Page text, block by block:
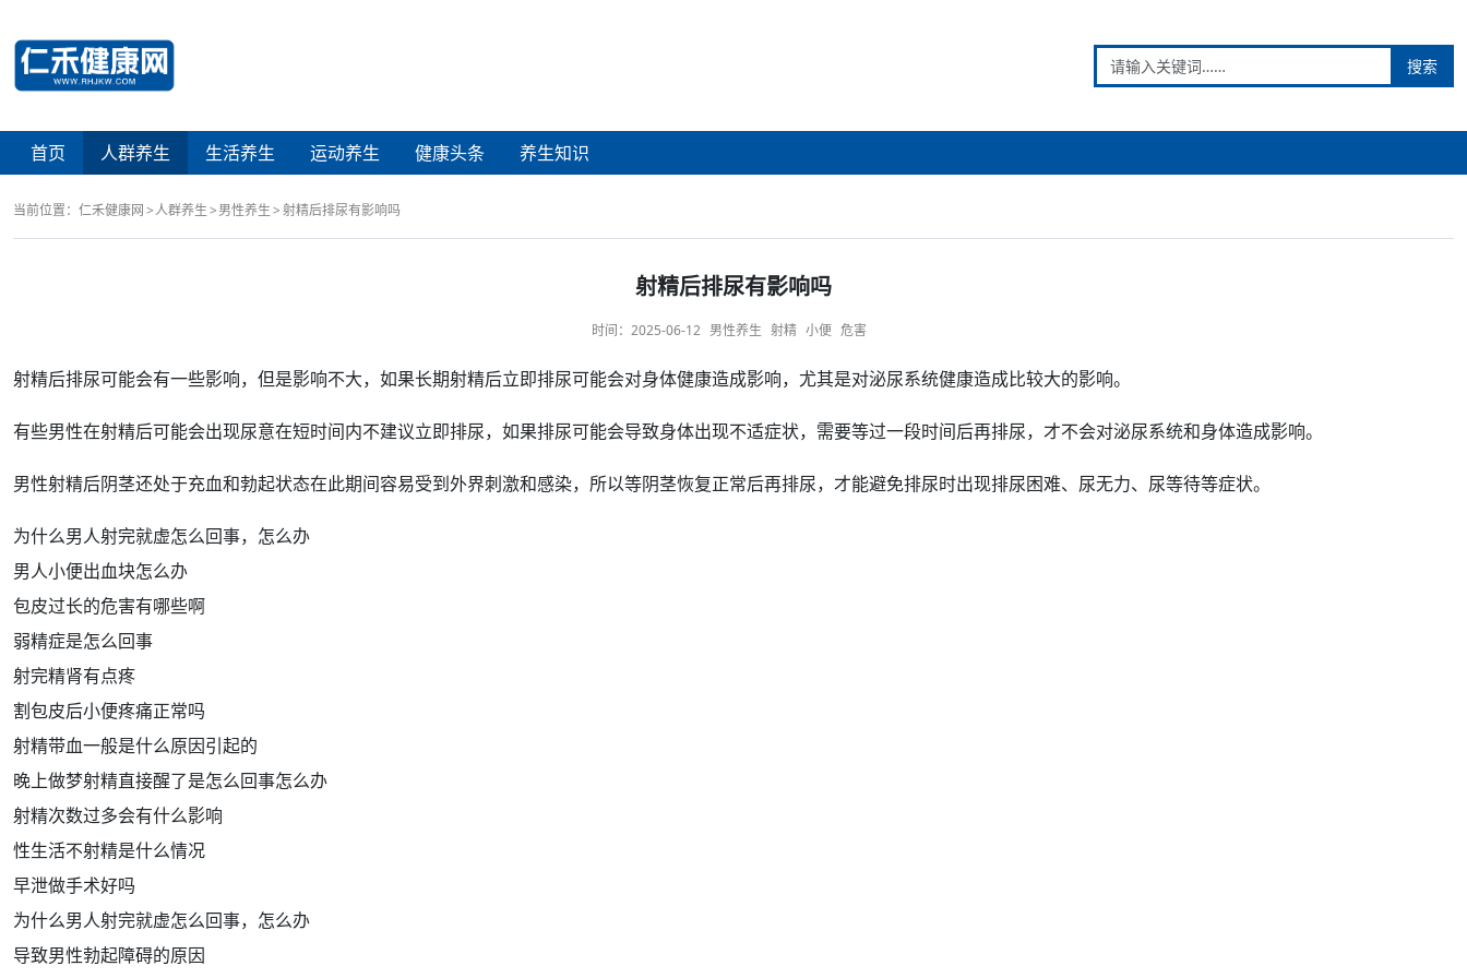
搜索
首页 人群养生 生活养生 运动养生 健康头条 养生知识
当前位置： 仁禾健康网 人群养生 男性养生 射精后排尿有影响吗
射精后排尿有影响吗
时间： 2025-06-12 男性养生 射精 小便 危害
射精后排尿可能会有一些影响，但是影响不大，如果长期射精后立即排尿可能会对身体健康造成影响，尤其是对泌尿系统健康造成比较大的影响。
有些男性在射精后可能会出现尿意在短时间内不建议立即排尿，如果排尿可能会导致身体出现不适症状，需要等过一段时间后再排尿，才不会对泌尿系统和身体造成影响。
男性射精后阴茎还处于充血和勃起状态在此期间容易受到外界刺激和感染，所以等阴茎恢复正常后再排尿，才能避免排尿时出现排尿困难、尿无力、 尿等待等症状。
为什么男人射完就虚怎么回事，怎么办
男人小便出血块怎么办
包皮过长的危害有哪些啊
弱精症是怎么回事
射完精肾有点疼
割包皮后小便疼痛正常吗
射精带血一般是什么原因引起的
晚上做梦射精直接醒了是怎么回事怎么办
射精次数过多会有什么影响
性生活不射精是什么情况
早泄做手术好吗
为什么男人射完就虚怎么回事，怎么办
导致男性勃起障碍的原因